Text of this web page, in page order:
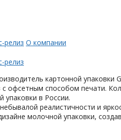
релиз О компании
релиз
картонной упаковки
офсетным способом печати.
упаковки в России.
реалистичности и
молочной упаковки,